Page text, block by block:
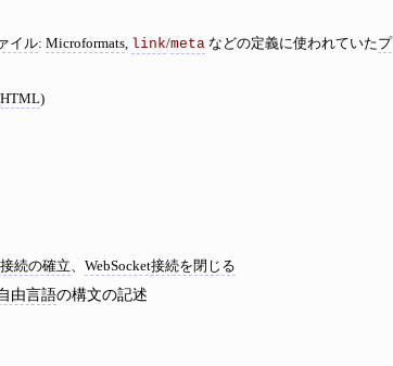
イル: Microformats, link/meta などの定義に使われていたプ
HTML)
続の確立 WebSocket接続を閉じる
由言語の構文の記述